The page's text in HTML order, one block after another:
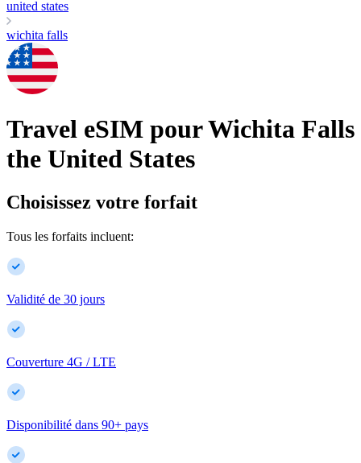
united states
wichita falls
Travel eSIM pourWichita Falls
the United States
Choisissez votre forfait
Tous les forfaits incluent:
Validité de 30 jours
Couverture 4G / LTE
Disponibilité dans 90+ pays